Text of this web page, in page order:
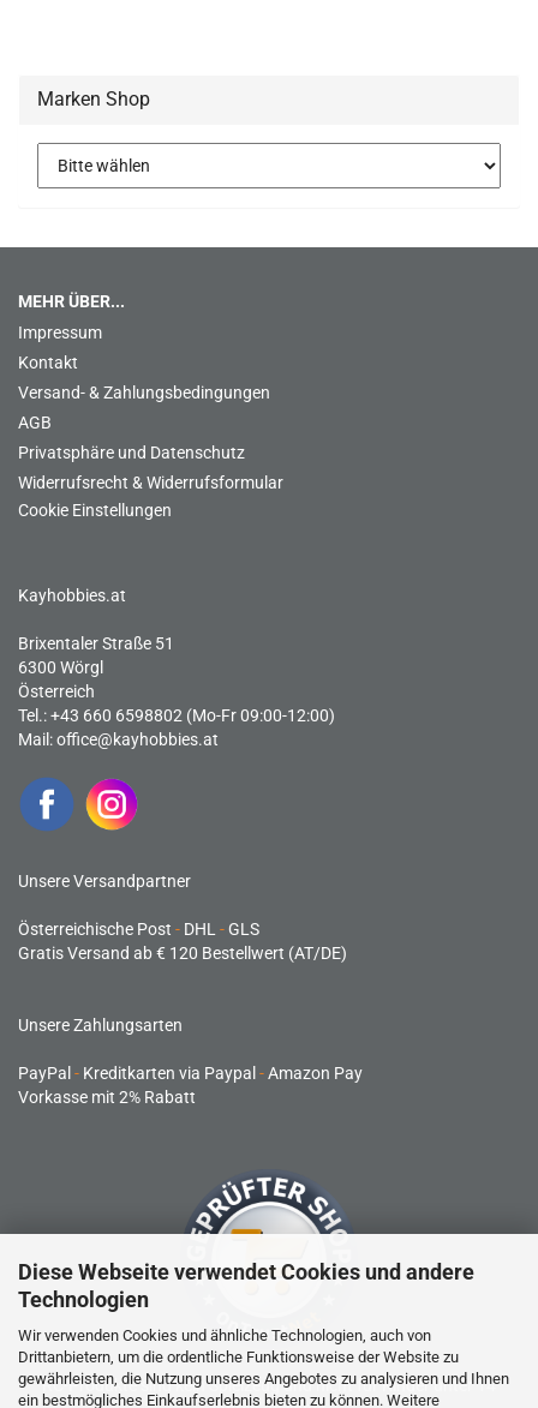
Diese Webseite verwendet Cookies und andere
Technologien
Wir verwenden Cookies und ähnliche Technologien, auch von
Drittanbietern, um die ordentliche Funktionsweise der Website zu
gewährleisten, die Nutzung unseres Angebotes zu analysieren und Ihnen
ein bestmögliches Einkaufserlebnis bieten zu können. Weitere
Marken Shop
MEHR ÜBER...
Impressum
Kontakt
Versand- & Zahlungsbedingungen
AGB
Privatsphäre und Datenschutz
Widerrufsrecht & Widerrufsformular
Cookie Einstellungen
Kayhobbies.at
Brixentaler Straße 51
6300 Wörgl
Österreich
Tel.: +43 660 6598802 (Mo-Fr 09:00-12:00)
Mail:office@kayhobbies.at
Unsere Versandpartner
Österreichische Post - DHL -GLS
Gratis Versand ab € 120 Bestellwert (AT/DE)
Unsere Zahlungsarten
PayPal - Kreditkarten via Paypal -Amazon Pay
Vorkasse mit 2% Rabatt
RC-Produkte sind kein Spielzeug und nicht für Kinder unter 14